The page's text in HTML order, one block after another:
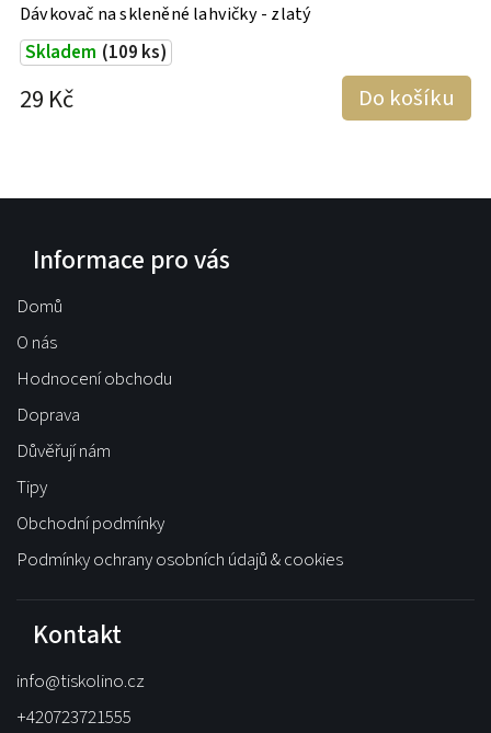
Dávkovač na skleněné lahvičky - zlatý
Skladem (109 ks)
29 Kč Do košíku
Informace pro vás
Domů
O nás
Hodnocení obchodu
Doprava
Důvěřují nám
Tipy
Obchodní podmínky
Podmínky ochrany osobních údajů & cookies
Kontakt
info@tiskolino.cz
+420723721555